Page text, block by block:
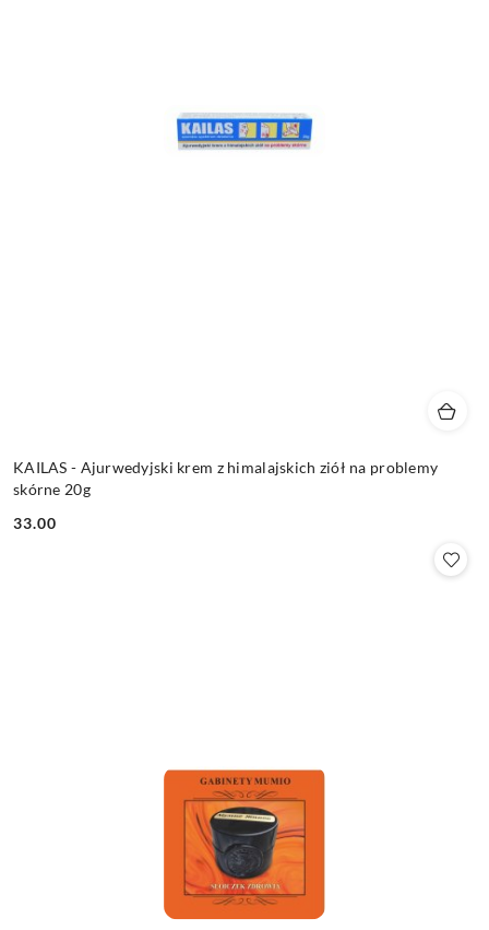
KAILAS - Ajurwedyjski krem z himalajskich ziół na problemy
skórne 20g
Cena:
33.00